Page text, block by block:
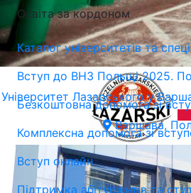
Університет Лазарського у
Варшава,
Освіта за кордоном
Каталог університетів та
Вступ до ВНЗ Польщі 2025.
Безкоштовна допомога зі
Комплексна допомога зі
Вступ онлайн
Підтримка абітурієнтів та